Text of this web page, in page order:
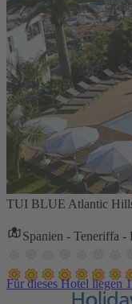
TUI BLUE Atlantic
Spanien - Teneriffa -
Für dieses Hotel liegen